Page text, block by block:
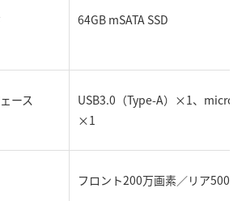
64GB mSATA SSD
ース
USB3.0（Type-A）×1、micro
×1
フロント200万画素／リア500万